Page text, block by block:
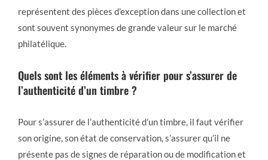
représentent des pièces d’exception dans une collection et
sont souvent synonymes de grande valeur sur le marché
philatélique.
Quels sont les éléments à vérifier pour s’assurer de
l’authenticité d’un timbre ?
Pour s’assurer de l’authenticité d’un timbre, il faut vérifier
son origine, son état de conservation, s’assurer qu’il ne
présente pas de signes de réparation ou de modification et